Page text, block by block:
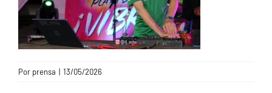
Por prensa | 13/05/2026